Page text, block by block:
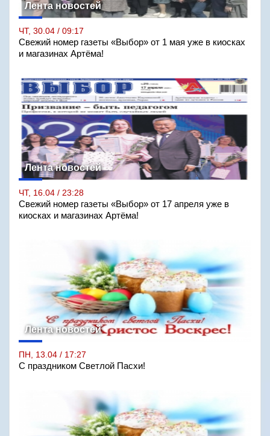
Лента новостей
ЧТ, 30.04 / 09:17
Свежий номер газеты «Выбор» от 1 мая уже в киосках
и магазинах Артёма!
Лента новостей
ЧТ, 16.04 / 23:28
Свежий номер газеты «Выбор» от 17 апреля уже в
киосках и магазинах Артёма!
Лента новостей
ПН, 13.04 / 17:27
С праздником Светлой Пасхи!